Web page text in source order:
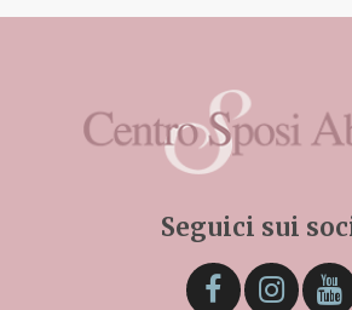
Seguici sui